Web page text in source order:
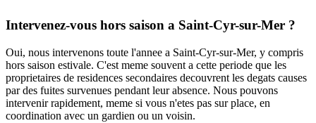
Intervenez-vous hors saison a Saint-Cyr-sur-Mer ?
Oui, nous intervenons toute l'annee a Saint-Cyr-sur-Mer, y compris
hors saison estivale. C'est meme souvent a cette periode que les
proprietaires de residences secondaires decouvrent les degats causes
par des fuites survenues pendant leur absence. Nous pouvons
intervenir rapidement, meme si vous n'etes pas sur place, en
coordination avec un gardien ou un voisin.